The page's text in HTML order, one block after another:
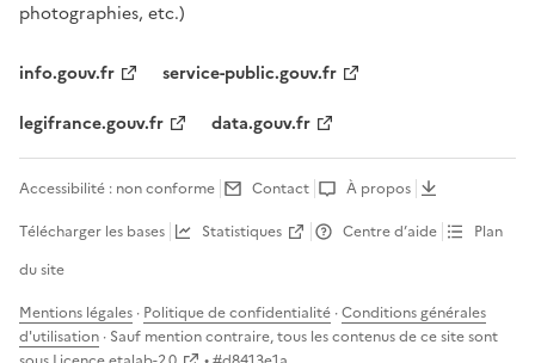
photographies, etc.)
info.gouv.fr
service-public.gouv.fr
legifrance.gouv.fr
data.gouv.fr
Accessibilité : non conforme Contact
À propos
Télécharger les bases
Statistiques Centre d’aide
Plan
du site
Mentions légales · Politique de confidentialité ·Conditions générales
d'utilisation · Sauf mention contraire, tous les contenus de ce site sont